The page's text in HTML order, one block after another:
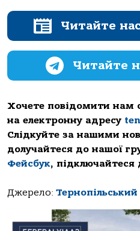
Читайте
Читайте
Хочете повідомити нам
на електронну адресу
Слідкуйте за нашими
долучайтеся до нашої
Фейсбук, підключайтеся
Джерело: